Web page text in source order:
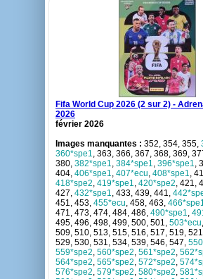
Fifa World Cup 2026 (2 sur 2) -
2026
février 2026
Images manquantes : 352, 354, 355,
360*spe1, 363, 366, 367, 368, 369,
380, 382*spe1, 384*spe1, 396*spe1,
404, 406*spe1, 407*ecu, 408*spe1,
418*spe2, 419*spe1, 420*spe2, 421,
427, 432*spe1, 433, 439, 441,
451, 453, 455*ecu, 458, 463,
471, 473, 474, 484, 486, 490*spe1,
495, 496, 498, 499, 500, 501, 503*ecu
509, 510, 513, 515, 516, 517, 519,
529, 530, 531, 534, 539, 546, 547,
559*spe2, 560*spe2, 561*spe2,
564*spe2, 565*spe2, 572*spe2,
576*spe2, 579*spe2, 580*spe2,